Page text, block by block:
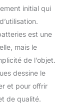
initial qui
est une
mais le
de l’objet.
dessine le
et pour offrir
de qualité.